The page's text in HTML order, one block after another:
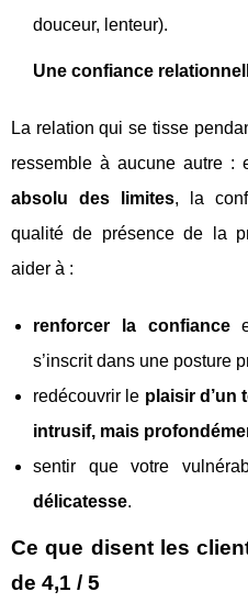
douceur, lenteur).
Une confiance
La relation qui se tisse
ressemble à aucune autre :
absolu des limites, la
qualité de présence de la
aider à :
renforcer la confiance
s’inscrit dans une posture
redécouvrir le plaisir d’un
intrusif, mais
sentir que votre
délicatesse.
Ce que disent les
de 4,1 / 5